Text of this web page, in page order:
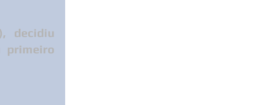
decidiu
primeiro